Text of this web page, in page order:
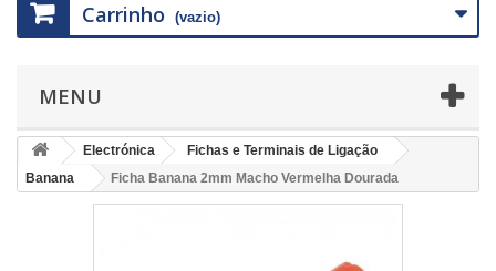
Carrinho (vazio)
MENU
Electrónica
Fichas e Terminais de Ligação
Banana
Ficha Banana 2mm Macho Vermelha Dourada